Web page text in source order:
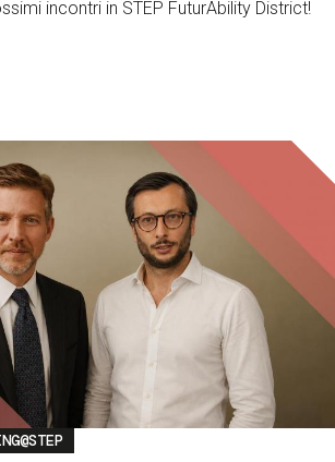
incontri in STEP FuturAbility District!